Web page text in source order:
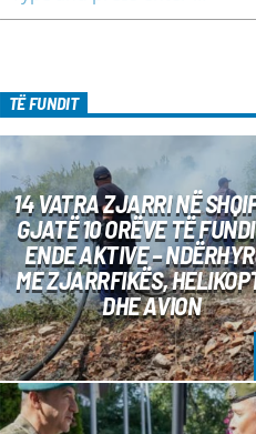
TË FUNDIT
14 VATRA ZJARRI NË
GJATË 10 ORËVE TË
ENDE AKTIVE –
ME ZJARRFIKËS,
DHE AVION